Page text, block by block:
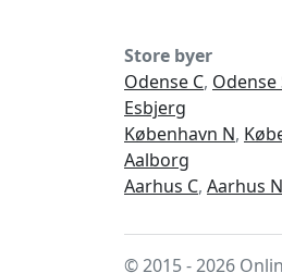
Store byer
Odense C, Odense
Esbjerg
København N,
Aalborg
Aarhus C, Aarhus N
© 2015 - 2026